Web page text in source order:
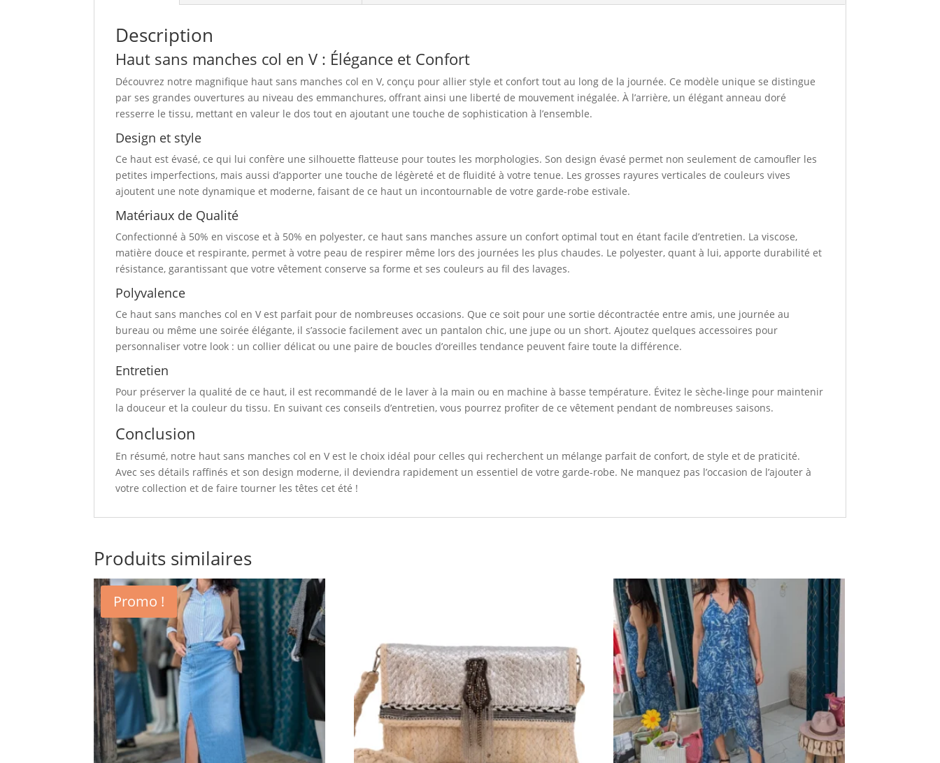
Description
Haut sans manches col en V : Élégance et Confort
Découvrez notre magnifique haut sans manches col en V, conçu pour allier style et confort tout au long de la journée. Ce modèle unique se distingue
par ses grandes ouvertures au niveau des emmanchures, offrant ainsi une liberté de mouvement inégalée. À l’arrière, un élégant anneau doré
resserre le tissu, mettant en valeur le dos tout en ajoutant une touche de sophistication à l’ensemble.
Design et style
Ce haut est évasé, ce qui lui confère une silhouette flatteuse pour toutes les morphologies. Son design évasé permet non seulement de camoufler les
petites imperfections, mais aussi d’apporter une touche de légèreté et de fluidité à votre tenue. Les grosses rayures verticales de couleurs vives
ajoutent une note dynamique et moderne, faisant de ce haut un incontournable de votre garde-robe estivale.
Matériaux de Qualité
Confectionné à 50% en viscose et à 50% en polyester, ce haut sans manches assure un confort optimal tout en étant facile d’entretien. La viscose,
matière douce et respirante, permet à votre peau de respirer même lors des journées les plus chaudes. Le polyester, quant à lui, apporte durabilité et
résistance, garantissant que votre vêtement conserve sa forme et ses couleurs au fil des lavages.
Polyvalence
Ce haut sans manches col en V est parfait pour de nombreuses occasions. Que ce soit pour une sortie décontractée entre amis, une journée au
bureau ou même une soirée élégante, il s’associe facilement avec un pantalon chic, une jupe ou un short. Ajoutez quelques accessoires pour
personnaliser votre look : un collier délicat ou une paire de boucles d’oreilles tendance peuvent faire toute la différence.
Entretien
Pour préserver la qualité de ce haut, il est recommandé de le laver à la main ou en machine à basse température. Évitez le sèche-linge pour maintenir
la douceur et la couleur du tissu. En suivant ces conseils d’entretien, vous pourrez profiter de ce vêtement pendant de nombreuses saisons.
Conclusion
En résumé, notre haut sans manches col en V est le choix idéal pour celles qui recherchent un mélange parfait de confort, de style et de praticité.
Avec ses détails raffinés et son design moderne, il deviendra rapidement un essentiel de votre garde-robe. Ne manquez pas l’occasion de l’ajouter à
votre collection et de faire tourner les têtes cet été !
Produits similaires
Promo !